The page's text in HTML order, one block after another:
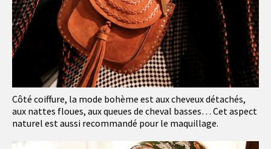
Côté coiffure, la mode bohème est aux cheveux détachés,
aux nattes floues, aux queues de cheval basses… Cet aspect
naturel est aussi recommandé pour le maquillage.